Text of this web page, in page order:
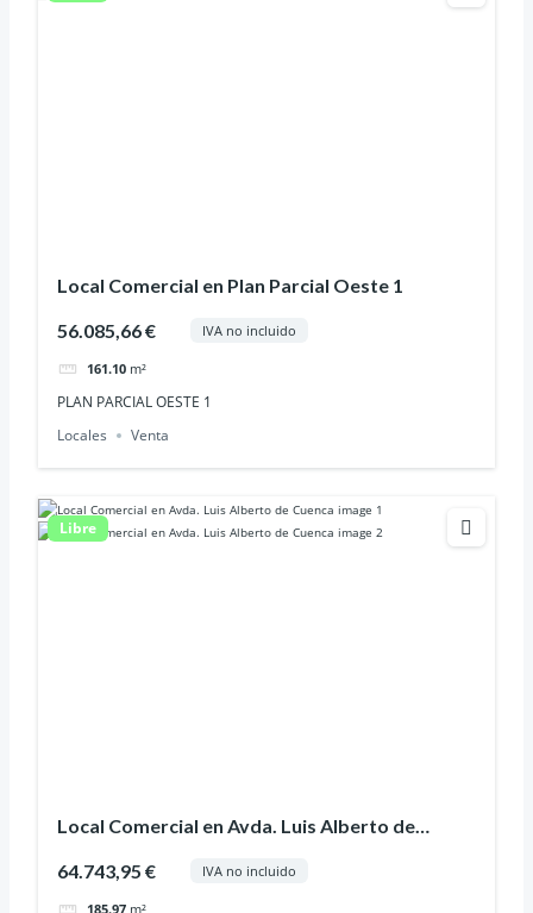
Local Comercial en Plan Parcial Oeste 1
56.085,66 € IVA no incluido
161.10 m²
PLAN PARCIAL OESTE 1
Locales
Venta
Libre
Local Comercial en Avda. Luis Alberto de
64.743,95 € IVA no incluido
185.97 m²